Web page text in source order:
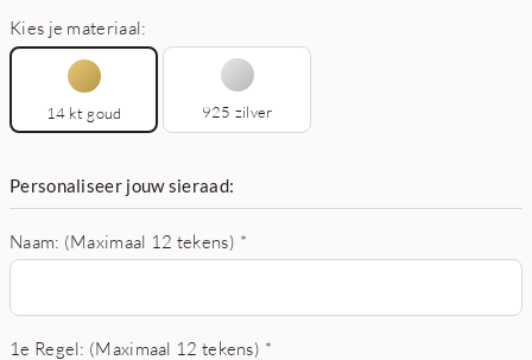
Kies je materiaal:
14 kt goud 925 zilver
Personaliseer jouw sieraad:
Naam: (Maximaal 12 tekens) *
1e Regel: (Maximaal 12 tekens) *